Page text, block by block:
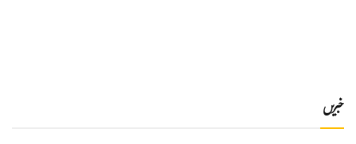
خبریں